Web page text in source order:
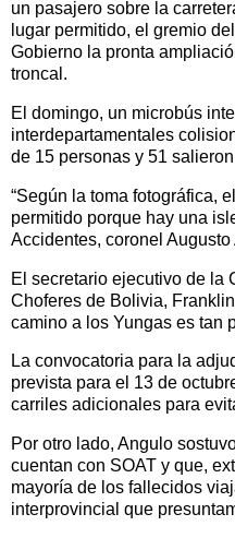
un pasajero sobre la
lugar permitido, el gremio
Gobierno la pronta
troncal.
El domingo, un microbús
interdepartamentales
de 15 personas y 51
“Según la toma fotográfica,
permitido porque hay una
Accidentes, coronel Augusto
El secretario ejecutivo de la
Choferes de Bolivia,
camino a los Yungas es tan
La convocatoria para la
prevista para el 13 de
carriles adicionales para
Por otro lado, Angulo
cuentan con SOAT y que,
mayoría de los fallecidos
interprovincial que